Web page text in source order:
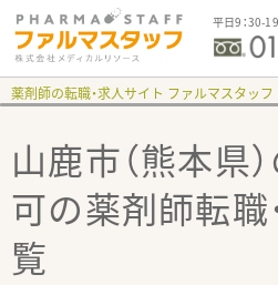
平日9：30-
薬剤師の転職・求人サイト ファルマスタッフ
山鹿市（熊本県
可の薬剤師転職
覧